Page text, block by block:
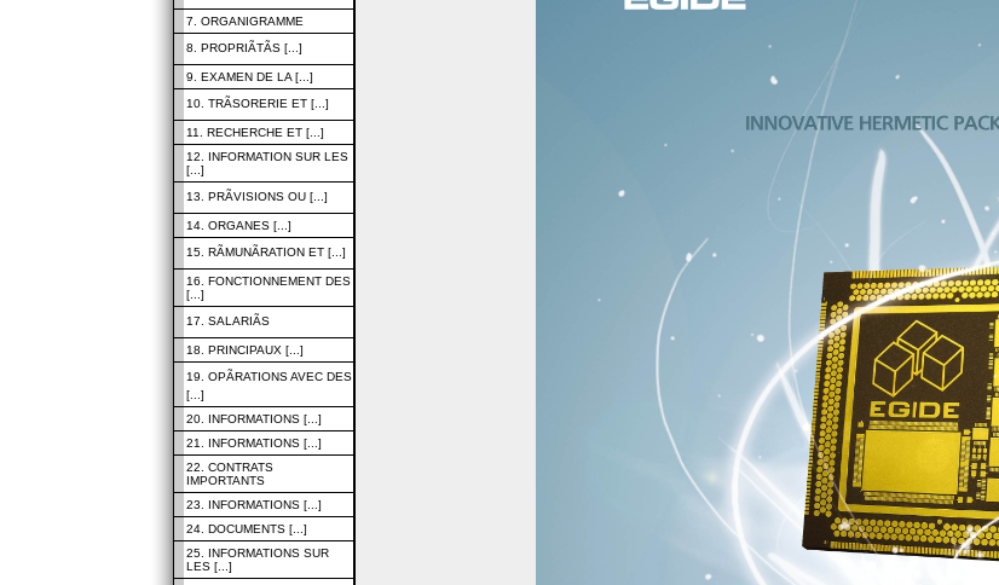
7. ORGANIGRAMME
8. PROPRIÃTÃS [...]
9. EXAMEN DE LA [...]
10. TRÃSORERIE ET [...]
11. RECHERCHE ET [...]
12. INFORMATION SUR LES
[...]
13. PRÃVISIONS OU [...]
14. ORGANES [...]
15. RÃMUNÃRATION ET [...]
16. FONCTIONNEMENT DES
[...]
17. SALARIÃS
18. PRINCIPAUX [...]
19. OPÃRATIONS AVEC DES
[...]
20. INFORMATIONS [...]
21. INFORMATIONS [...]
22. CONTRATS
IMPORTANTS
23. INFORMATIONS [...]
24. DOCUMENTS [...]
25. INFORMATIONS SUR
LES [...]